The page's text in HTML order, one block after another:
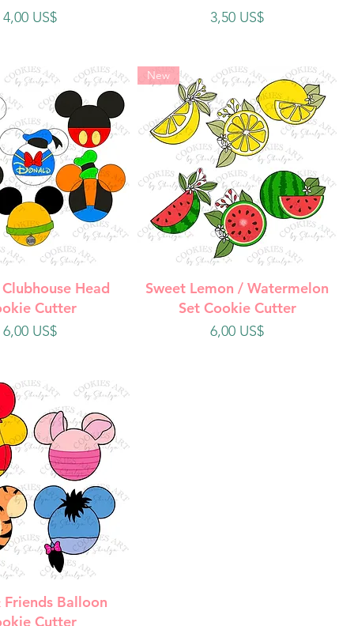
Precio
4,00 US$ Precio
3,50 US$
rápida Head
Cutter
Precio
6,00 US$
Vista rápida
New
Sweet Lemon / Watermelon
Set Cookie Cutter
Precio
6,00 US$
rápida
Friends Balloon
Cutter